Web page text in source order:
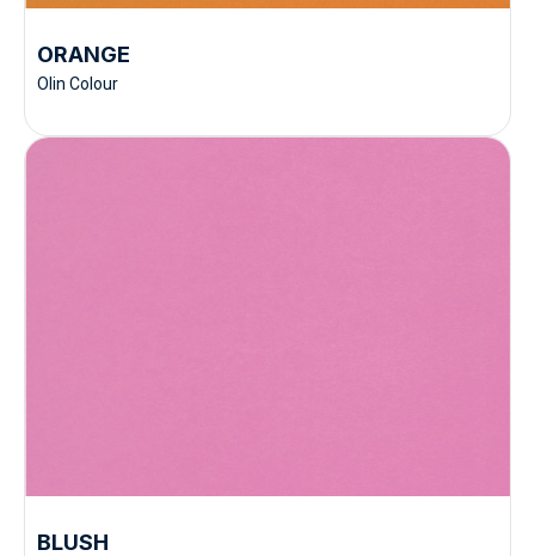
ORANGE
Olin Colour
BLUSH